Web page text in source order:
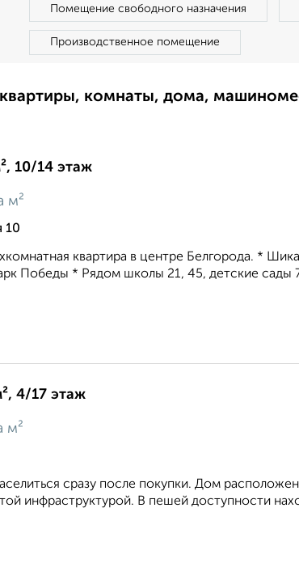
Помещение свободного назначения
Производственное помещение
комнаты, дома,
10/14 этаж
м²
10
квартира в центре Белгорода. *
Победы * Рядом школы 21, 45, детские сады
4/17 этаж
м²
сразу после покупки. Дом
инфраструктурой. В пешей доступности